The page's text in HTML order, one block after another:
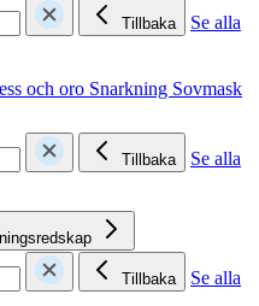
Tillbaka
Se alla
och oro Snarkning Sovmask
Tillbaka
Se alla
Tillbaka
Se alla